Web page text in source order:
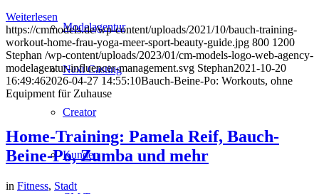
Modelagentur
Next Casting
Creator
Kunden
Weiterlesen
https://cmmodels.de/wp-content/uploads/2021/10/bauch-training-
workout-home-frau-yoga-meer-sport-beauty-guide.jpg 800 1200
Stephan /wp-content/uploads/2023/01/cm-models-logo-web-agency-
modelagentur-influencer-management.svg Stephan2021-10-20
16:49:462026-04-27 14:55:10Bauch-Beine-Po: Workouts, ohne
Equipment für Zuhause
Home-Training: Pamela Reif, Bauch-
Beine-Po, Zumba und mehr
in Fitness, Stadt